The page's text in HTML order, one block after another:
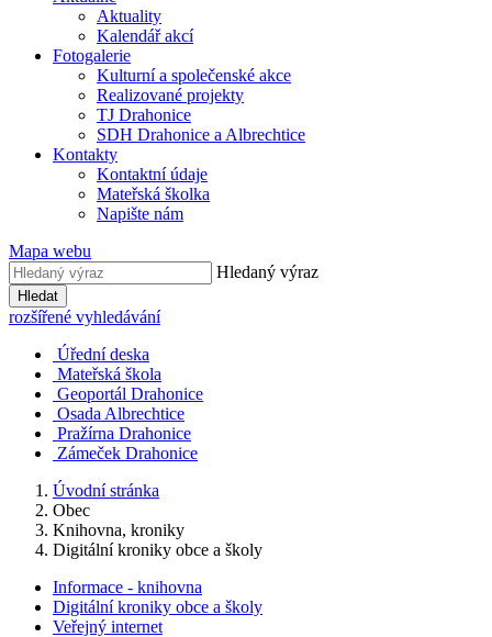
Aktuality
Kalendář akcí
Fotogalerie
Kulturní a společenské akce
Realizované projekty
TJ Drahonice
SDH Drahonice a Albrechtice
Kontakty
Kontaktní údaje
Mateřská školka
Napište nám
Mapa webu
Hledaný výraz
Hledat
rozšířené vyhledávání
Úřední deska
Mateřská škola
Geoportál Drahonice
Osada Albrechtice
Pražírna Drahonice
Zámeček Drahonice
Úvodní stránka
Obec
Knihovna, kroniky
Digitální kroniky obce a školy
Informace - knihovna
Digitální kroniky obce a školy
Veřejný internet